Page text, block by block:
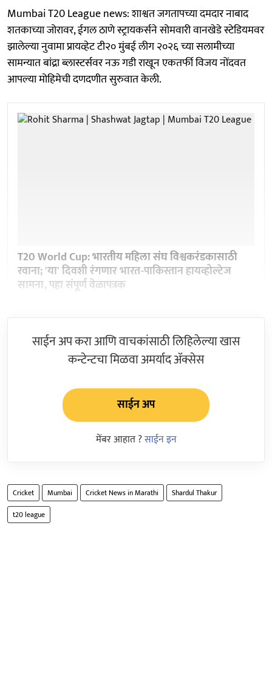
Mumbai T20 League news: शाश्वत जगतापच्या दमदार नाबाद
शतकाच्या जोरावर, ईगल ठाणे स्ट्रायकर्सने सोमवारी वानखेडे स्टेडियमवर
झालेल्या नुवामा प्रायव्हेट टी२० मुंबई लीग २०२६ च्या सलामीच्या
सामन्यात बांद्रा ब्लास्टर्सवर नऊ गडी राखून एकतर्फी विजय नोंदवत
आपल्या मोहिमेची दणदणीत सुरुवात केली.
T20 World Cup: भारतीय महिला संघ विश्वकरंडकासाठी
रवाना; 'या' दिवशी रंगणार भारत-पाकिस्तान हायव्होल्टेज
सामना, पहा संपूर्ण वेळापत्रक
साईन अप करा आणि वाचकांसाठी लिहिलेल्या खास
कन्टेन्टचा मिळवा अमर्याद ॲक्सेस
साईन अप
मेंबर आहात ?साईन इन
Cricket Mumbai Cricket News in Marathi
Shardul Thakur
t20 league